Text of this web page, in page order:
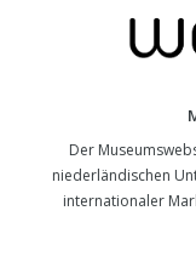
Der
niederländischen
internationaler